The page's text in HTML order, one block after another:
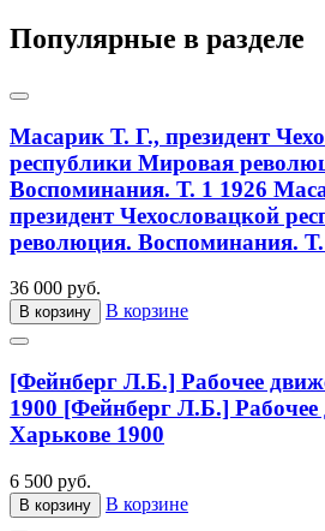
Популярные в разделе
Масарик Т. Г., президент
республики Мировая
Воспоминания. Т. 1 1926
президент Чехословацкой
революция. Воспоминания. Т.
36 000 руб.
В корзину В корзине
[Фейнберг Л.Б.] Рабочее
1900 [Фейнберг Л.Б.] Рабочее
Харькове 1900
6 500 руб.
В корзину В корзине